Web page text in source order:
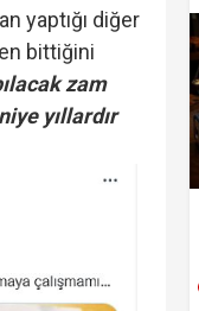
yaptığı diğer
bittiğini
zam
yıllardır